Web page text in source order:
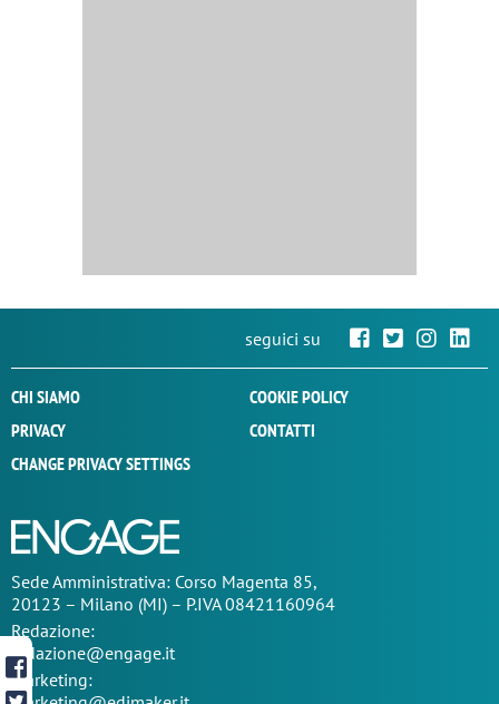
seguici su
CHI SIAMO
COOKIE POLICY
PRIVACY
CONTATTI
CHANGE PRIVACY SETTINGS
SedeAmministrativa: Corso Magenta 85,
20123 – Milano (MI) – P.IVA 08421160964
Redazione:
redazione@engage.it
Marketing: